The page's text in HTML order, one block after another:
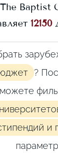
The Baptist
12150
?
и